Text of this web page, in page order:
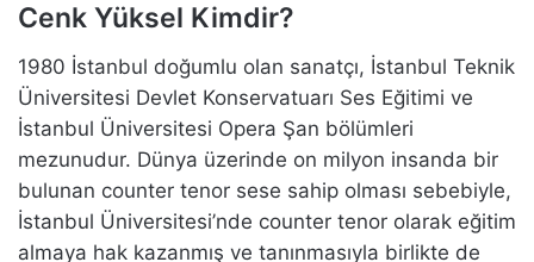
Cenk Yüksel Kimdir?
1980 İstanbul doğumlu olan sanatçı, İstanbul Teknik
Üniversitesi Devlet Konservatuarı Ses Eğitimi ve
İstanbul Üniversitesi Opera Şan bölümleri
mezunudur. Dünya üzerinde on milyon insanda bir
bulunan counter tenor sese sahip olması sebebiyle,
İstanbul Üniversitesi’nde counter tenor olarak eğitim
almaya hak kazanmış ve tanınmasıyla birlikte de